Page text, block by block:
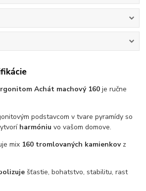
Achát machový 160je ručne
podstavcom v tvare pyramídy so
harmóniu vo vašom domove.
mix 160 tromlovaných kamienkovz
šťastie, bohatstvo, stabilitu, rast